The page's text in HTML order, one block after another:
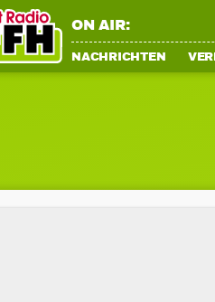
ON AIR:
NACHRICHTEN